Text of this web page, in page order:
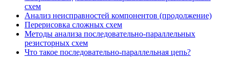
схем
Анализ неисправностей компонентов (продолжение)
Перерисовка сложных схем
Методы анализа последовательно-параллельных
резисторных схем
Что такое последовательно-параллельная цепь?